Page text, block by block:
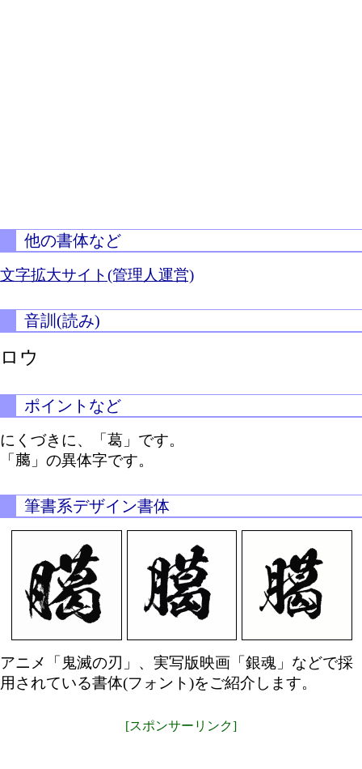
他の書体など
文字拡大サイト(管理人運営)
音訓(読み)
ロウ
ポイントなど
にくづきに、「葛」です。
「﨟」の異体字です。
筆書系デザイン書体
アニメ「鬼滅の刃」、実写版映画「銀魂」などで採
用されている書体(フォント)をご紹介します。
[スポンサーリンク]